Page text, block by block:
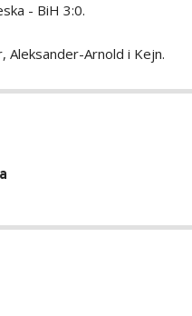
- BiH 3:0.
Aleksander-Arnold i Kejn.